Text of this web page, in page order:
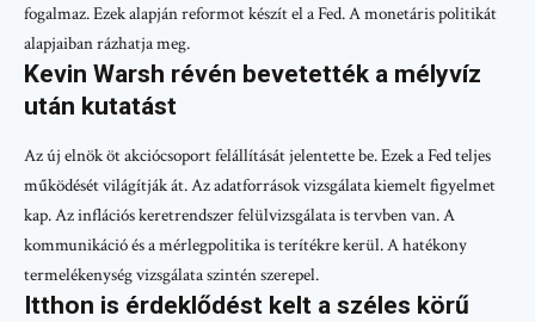
fogalmaz. Ezek alapján reformot készít el a Fed. A monetáris politikát
alapjaiban rázhatja meg.
Kevin Warsh révén bevetették a mélyvíz
után kutatást
Az új elnök öt akciócsoport felállítását jelentette be. Ezek a Fed teljes
működését világítják át. Az adatforrások vizsgálata kiemelt figyelmet
kap. Az inflációs keretrendszer felülvizsgálata is tervben van. A
kommunikáció és a mérlegpolitika is terítékre kerül. A hatékony
termelékenység vizsgálata szintén szerepel.
Itthon is érdeklődést kelt a széles körű